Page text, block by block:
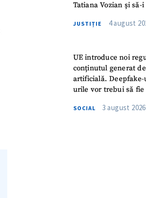
Tatiana Vozian și
JUSTIȚIE 4 august
UE introduce noi
conținutul generat
artificială.
urile vor trebui să fie
SOCIAL 3 august
+ Telefon personal